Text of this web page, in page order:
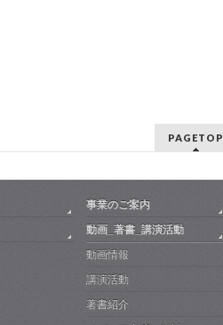
PAGETOP
事業のご案内
動画_著書_講演活動
動画情報
講演活動
著書紹介